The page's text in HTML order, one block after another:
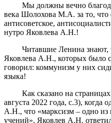
Мы должны вечно
века Шолохова М.А. за то, что
антисоветское,
нутро Яковлева А.Н.!
Читавшие Ленина знают,
Яковлева А.Н., которых было
говорил: коммунизм у них
языка!
Как сказано на страницах
августа 2022 года, с.3), когда
А.Н., что «марксизм – одно
учений», Яковлев А.Н.